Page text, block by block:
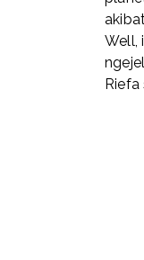
Well,
Riefa